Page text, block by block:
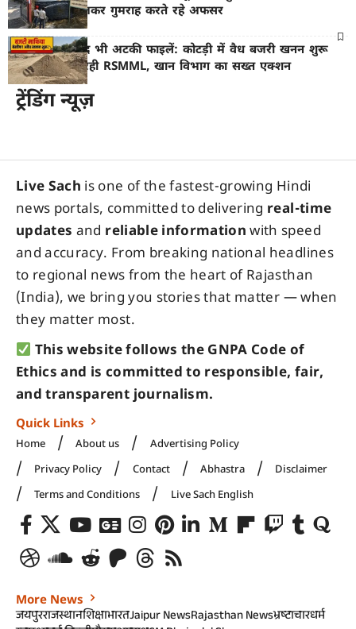
‘शून्य रिपोर्ट’ भेजकर गुमराह करते रहे अफसर
EC मिलने के बाद भी अटकी फाइलें: कोटड़ी में वैध बजरी खनन शुरू
करने में नाकाम रही RSMML, खान विभाग का सख्त एक्शन
ट्रेंडिंग न्यूज़
Live Sach is one of the fastest-growing Hindi
news portals, committed to delivering real-time
updates and reliable information with speed
and accuracy. From breaking national headlines
to regional news from the heart of Rajasthan
(India), we bring you stories that matter — when
they matter most.
This website follows the GNPA Code of
Ethics and is committed to responsible, fair,
and transparent journalism.
Quick Links
Home About us
Advertising Policy
Privacy Policy
Contact Abhastra
Disclaimer
Terms and Conditions
Live Sach English
More News
जयपुरराजस्थानशिक्षाभारतJaipur NewsRajasthan Newsभ्रष्टाचारधर्म